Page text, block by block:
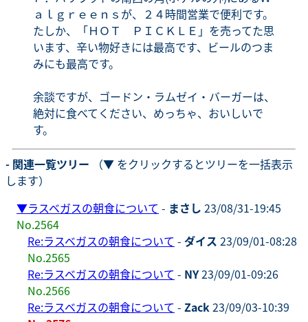
ａｌｇｒｅｅｎｓが、２４時間営業で便利です。
たしか、「ＨＯＴ ＰＩＣＫＬＥ」を売ってた思
います、辛い物好きには最高です、ビールのつま
みにも最高です。
余談ですが、ゴードン・ラムゼイ・バーガーは、
絶対に食べてください、めっちゃ、おいしいで
す。
- 関連一覧ツリー （▼ をクリックするとツリーを一括表示
します）
▼ラスベガスの朝食について - まさし 23/08/31-19:45
No.2564
Re:ラスベガスの朝食について - ダイス 23/09/01-08:28
No.2565
Re:ラスベガスの朝食について - NY23/09/01-09:26
No.2566
Re:ラスベガスの朝食について - Zack23/09/03-10:39